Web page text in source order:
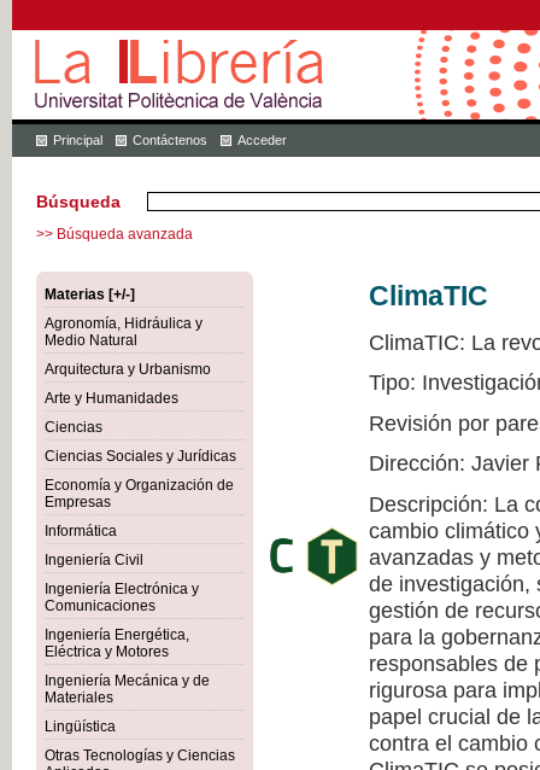
Principal Contáctenos Acceder
Búsqueda
>> Búsqueda avanzada
Materias [+/-]
Agronomía, Hidráulica y
Medio Natural
Arquitectura y Urbanismo
Arte y Humanidades
Ciencias
Ciencias Sociales y Jurídicas
Economía y Organización de
Empresas
Informática
Ingeniería Civil
Ingeniería Electrónica y
Comunicaciones
Ingeniería Energética,
Eléctrica y Motores
Ingeniería Mecánica y de
Materiales
Lingüística
Otras Tecnologías y Ciencias
ClimaTIC
ClimaTIC: La
Tipo:
Revisión por
Dirección: Javier
Descripción: La
cambio climático
avanzadas y
de investigación,
gestión de
para la
responsables de
rigurosa para
papel crucial de
contra el cambio